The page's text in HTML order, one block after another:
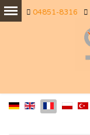
04851-8316